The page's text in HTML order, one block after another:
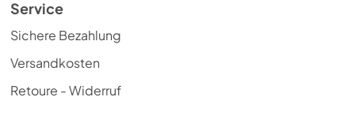
Service
Sichere Bezahlung
Versandkosten
Retoure - Widerruf